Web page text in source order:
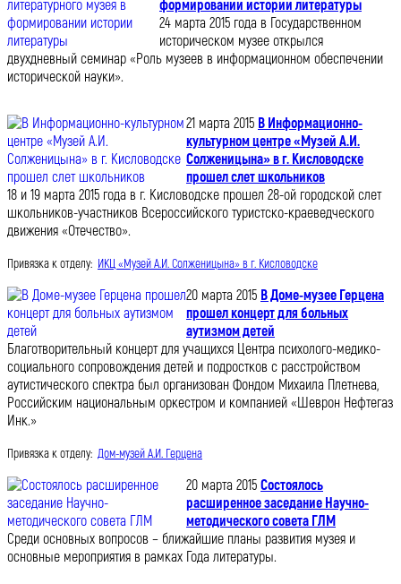
формировании истории литературы
24 марта 2015 года в Государственном
историческом музее открылся
двухдневный семинар «Роль музеев в информационном обеспечении
исторической науки».
21 марта 2015 В Информационно-
культурном центре «Музей А.И.
Солженицына» в г. Кисловодске
прошел слет школьников
18 и 19 марта 2015 года в г. Кисловодске прошел 28-ой городской слет
школьников-участников Всероссийского туристско-краеведческого
движения «Отечество».
Привязка к отделу: ИКЦ «Музей А.И. Солженицына» в г. Кисловодске
20 марта 2015 В Доме-музее Герцена
прошел концерт для больных
аутизмом детей
Благотворительный концерт для учащихся Центра психолого-медико-
социального сопровождения детей и подростков с расстройством
аутистического спектра был организован Фондом Михаила Плетнева,
Российским национальным оркестром и компанией «Шеврон Нефтегаз
Инк.»
Привязка к отделу: Дом-музей А.И. Герцена
20 марта 2015 Состоялось
расширенное заседание Научно-
методического совета ГЛМ
Среди основных вопросов – ближайшие планы развития музея и
основные мероприятия в рамках Года литературы.